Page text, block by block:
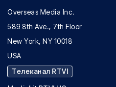
Overseas Media Inc.
589 8th Ave., 7th Floor
New York, NY 10018
USA
Телеканал RTVI